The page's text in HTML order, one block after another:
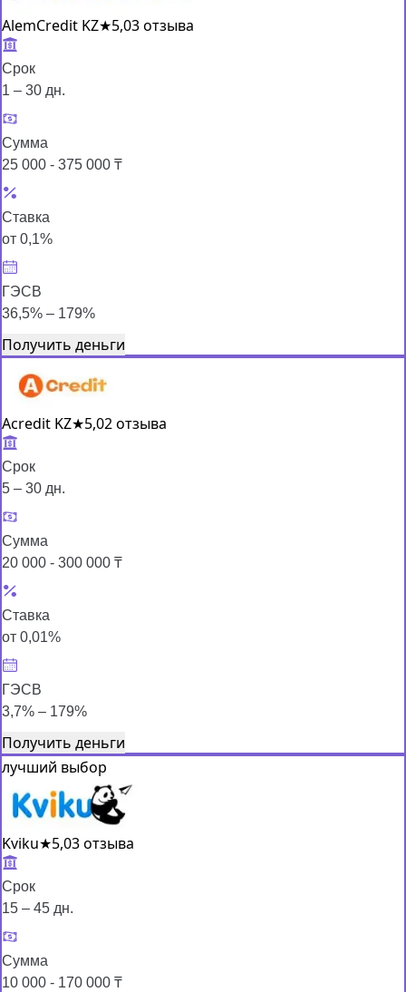
AlemCredit KZ★5,03 отзыва
Срок
1 – 30 дн.
Сумма
25 000 - 375 000 ₸
Ставка
от 0,1%
ГЭСВ
36,5% – 179%
Получить деньги
Acredit KZ★5,02 отзыва
Срок
5 – 30 дн.
Сумма
20 000 - 300 000 ₸
Ставка
от 0,01%
ГЭСВ
3,7% – 179%
Получить деньги
лучший выбор
Kviku★5,03 отзыва
Срок
15 – 45 дн.
Сумма
10 000 - 170 000 ₸